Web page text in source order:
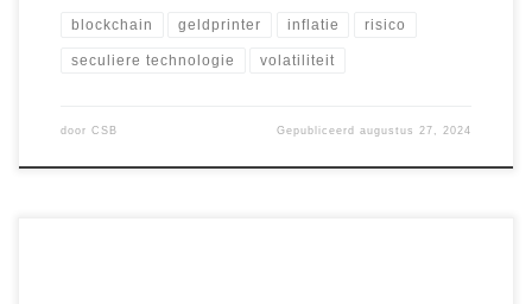
blockchain geldprinter inflatie risico
seculiere technologie volatiliteit
door CSB Gepubliceerdaugustus 27, 2024